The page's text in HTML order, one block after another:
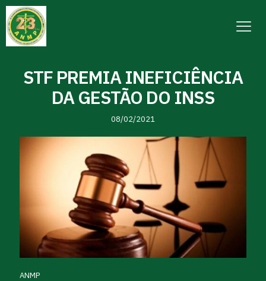
STF PREMIA INEFICIÊNCIA
DA GESTÃO DO INSS
08/02/2021
ANMP